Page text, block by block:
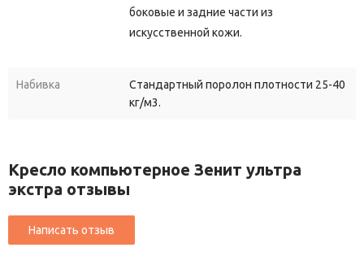
боковые и задние части из
искусственной кожи.
Набивка
Стандартный поролон плотности 25-40
кг/м3.
Кресло компьютерное Зенит ультра
экстра отзывы